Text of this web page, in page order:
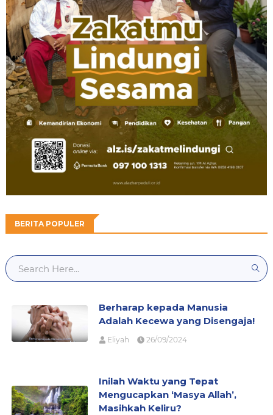
BERITA POPULER
Berharap kepada Manusia
Adalah Kecewa yang Disengaja!
Eliyah 26/09/2024
Inilah Waktu yang Tepat
Mengucapkan ‘Masya Allah’,
Masihkah Keliru?